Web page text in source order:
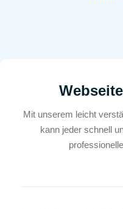
Mit unserem leicht
kann jeder schnell